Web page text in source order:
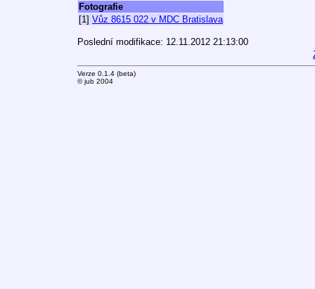
Fotografie
[1] Vůz 8615 022 v MDC Bratislava
Poslední modifikace: 12.11.2012 21:13:00
Verze 0.1.4 (beta)
© jub 2004